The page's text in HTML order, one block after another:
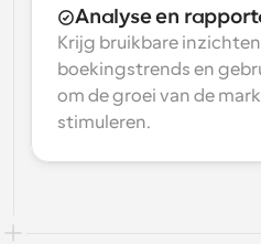
Analyse en
Krijg bruikbare
boekingstrends en
om de groei van de
stimuleren.